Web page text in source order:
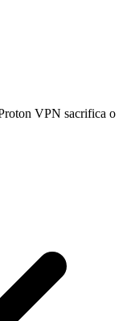
VPN sacrifica o